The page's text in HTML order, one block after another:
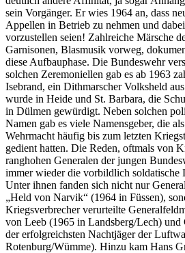
sein Vorgänger. Er wies 1964 an, dass
Appellen in Betrieb zu nehmen und
vorzustellen seien! Zahlreiche Märsche
Garnisonen, Blasmusik vorweg,
diese Aufbauphase. Die Bundeswehr
solchen Zeremoniellen gab es ab 1963
Isebrand, ein Dithmarscher Volksheld
wurde in Heide und St. Barbara, die
in Dülmen gewürdigt. Neben solchen
Namen gab es viele Namensgeber, die
Wehrmacht häufig bis zum letzten
gedient hatten. Die Reden, oftmals von
ranghohen Generalen der jungen
immer wieder die vorbildlich soldatische
Unter ihnen fanden sich nicht nur
„Held von Narvik“ (1964 in Füssen),
Kriegsverbrecher verurteilte
von Leeb (1965 in Landsberg/Lech)
der erfolgreichsten Nachtjäger der
Rotenburg/Wümme). Hinzu kam Hans